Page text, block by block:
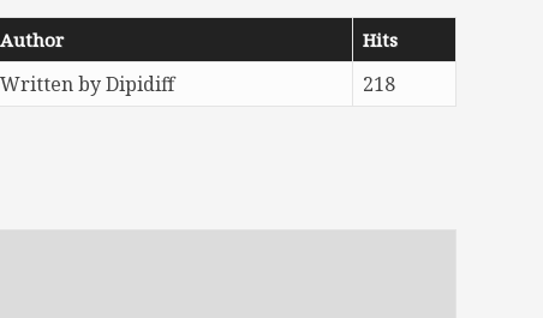
Author Hits
Written by Dipidiff 218